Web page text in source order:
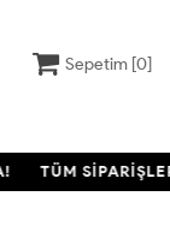
Sepetim [0]
TÜM